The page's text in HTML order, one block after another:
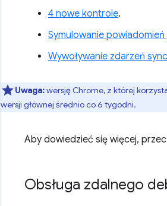
4 nowe kontrole.
Symulowanie
Wywoływanie zdarzeń
Uwaga:wersję Chrome, z której
wersji głównej średnio co 6 tygodni.
Aby dowiedzieć się więcej,
Obsługa zdalnego